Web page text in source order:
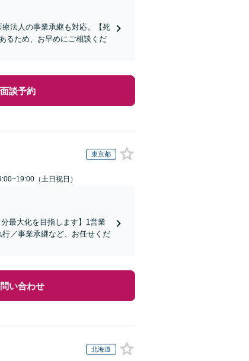
法人の事業承継も対応。【死
るため、お早めにご相談くだ
談予約
東京都
（土日祝日）
最大化を目指します】1営業
／事業承継など、お任せくだ
い合わせ
北海道